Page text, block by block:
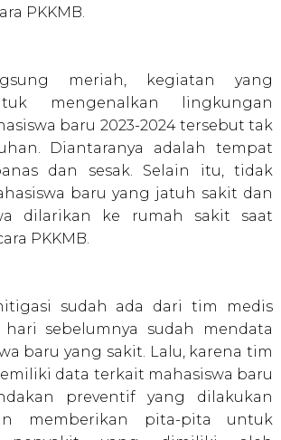
PKKMB.
meriah, kegiatan yang
mengenalkan lingkungan
baru 2023-2024 tersebut tak
Diantaranya adalah tempat
dan sesak. Selain itu, tidak
baru yang jatuh sakit dan
dilarikan ke rumah sakit saat
PKKMB.
sudah ada dari tim medis
sebelumnya sudah mendata
baru yang sakit. Lalu, karena tim
data terkait mahasiswa baru
preventif yang dilakukan
memberikan pita-pita untuk